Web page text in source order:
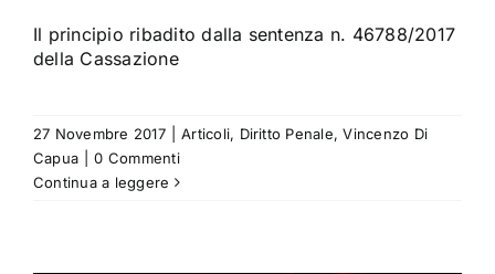
Il principio ribadito dalla sentenza n. 46788/2017
della Cassazione
27 Novembre 2017 Articoli, Diritto Penale,Vincenzo Di
Capua
0 Commenti
Continua a leggere